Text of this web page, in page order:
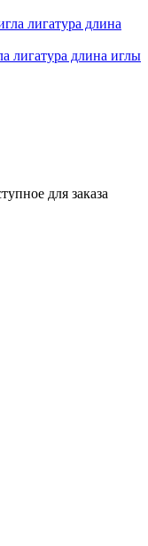
лигатура длина иглы
для заказа